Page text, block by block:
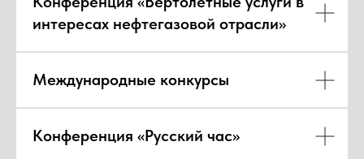
интересах нефтегазовой отрасли»
Международные конкурсы
Конференция «Русский час»